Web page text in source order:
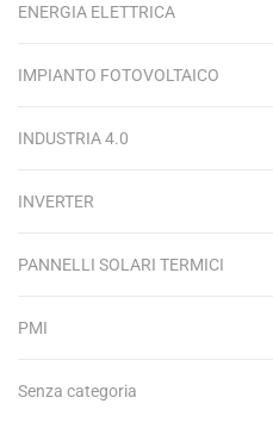
ENERGIA ELETTRICA
IMPIANTO FOTOVOLTAICO
INDUSTRIA 4.0
INVERTER
PANNELLI SOLARI TERMICI
PMI
Senza categoria